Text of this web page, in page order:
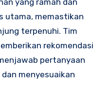
yang ramah dan
utama, memastikan
terpenuhi. Tim
rekomendasi
pertanyaan
menyesuaikan